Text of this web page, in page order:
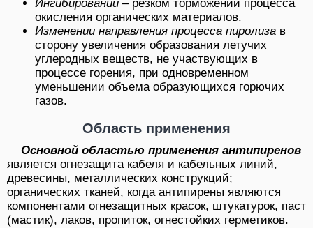
Ингибировании – резком торможении процесса
окисления органических материалов.
Изменении направления процесса пиролиза в
сторону увеличения образования летучих
углеродных веществ, не участвующих в
процессе горения, при одновременном
уменьшении объема образующихся горючих
газов.
Область применения
Основной областью применения антипиренов
является огнезащита кабеля и кабельных линий,
древесины, металлических конструкций;
органических тканей, когда антипирены являются
компонентами огнезащитных красок, штукатурок, паст
(мастик), лаков, пропиток, огнестойких герметиков.